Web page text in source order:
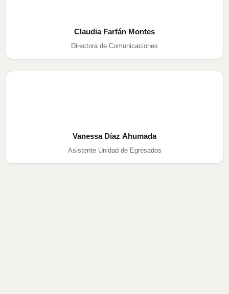
Claudia Farfán Montes
Directora de Comunicaciones
Vanessa Díaz Ahumada
Asistente Unidad de Egresados